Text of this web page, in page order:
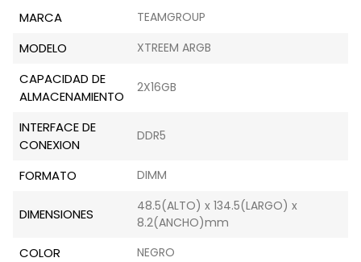
MARCA TEAMGROUP
MODELO XTREEM ARGB
CAPACIDAD DE
ALMACENAMIENTO
2X16GB
INTERFACE DE
CONEXION
DDR5
FORMATO DIMM
DIMENSIONES
48.5(ALTO) x 134.5(LARGO) x
8.2(ANCHO)mm
COLOR NEGRO